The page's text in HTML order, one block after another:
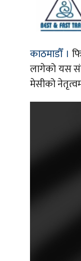
काठमाडौँ ।
लागेको यस
मेसीको